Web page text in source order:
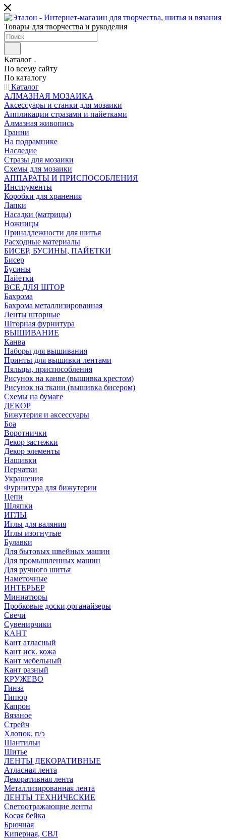
Товары для творчества и рукоделия
Каталог
По всему сайту
По каталогу
Каталог
АЛМАЗНАЯ МОЗАИКА
Аксессуары и станки для мозаики
Аппликации стразами и пайетками
Алмазная живопись
Гранни
На подрамнике
Наследие
Стразы для мозаики
Схемы для мозаики
АППАРАТЫ И ПРИСПОСОБЛЕНИЯ
Инструменты
Коробки для хранения
Лапки
Насадки (матрицы)
Ножницы
Принадлежности для шитья
Расходные материалы
БИСЕР, БУСИНЫ, ПАЙЕТКИ
Бисер
Бусины
Пайетки
ВСЕ ДЛЯ ШТОР
Бахрома
Бахрома металлизированная
Ленты шторные
Шторная фурнитура
ВЫШИВАНИЕ
Канва
Наборы для вышивания
Принты для вышивки лентами
Пяльцы, приспособления
Рисунок на канве (вышивка крестом)
Рисунок на ткани (вышивка бисером)
Схемы на бумаге
ДЕКОР
Бижутерия и аксессуары
Боа
Воротнички
Декор застежки
Декор элементы
Нашивки
Перчатки
Украшения
Фурнитура для бижутерии
Цепи
Шляпки
ИГЛЫ
Иглы для валяния
Иглы изогнутые
Булавки
Для бытовых швейных машин
Для промышленных машин
Для ручного шитья
Наметочные
ИНТЕРЬЕР
Миниатюры
Пробковые доски,органайзеры
Свечи
Сувенирчики
КАНТ
Кант атласный
Кант иск. кожа
Кант мебельный
Кант разный
КРУЖЕВО
Гинза
Гипюр
Капрон
Вязаное
Стрейч
Хлопок, п/э
Шантильи
Шитье
ЛЕНТЫ ДЕКОРАТИВНЫЕ
Атласная лента
Декоративная лента
Металлизированная лента
ЛЕНТЫ ТЕХНИЧЕСКИЕ
Светоотражающие ленты
Косая бейка
Брючная
Киперная, СВЛ